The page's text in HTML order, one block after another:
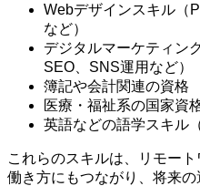
Webデザインスキル（
など）
デジタルマーケティン
SEO、SNS運用など）
簿記や会計関連の資格
医療・福祉系の国家資
英語などの語学スキル
これらのスキルは、リモー
働き方にもつながり、将来